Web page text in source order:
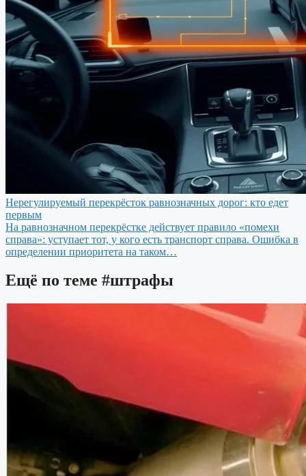
Нерегулируемый перекрёсток равнозначных дорог: кто едет
первым
На равнозначном перекрёстке действует правило «помехи
справа»: уступает тот, у кого есть транспорт справа. Ошибка в
определении приоритета на таком…
Ещё по теме #штрафы